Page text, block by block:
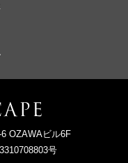
OZAWAビル6F
号